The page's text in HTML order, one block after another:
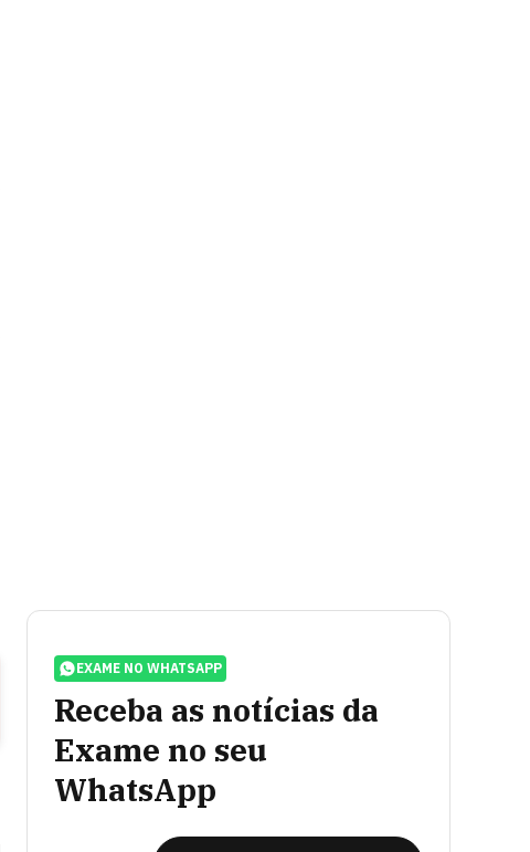
EXAME NO WHATSAPP
Receba as notícias da
Exame no seu
WhatsApp